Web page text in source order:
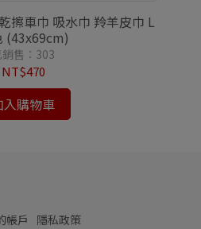
擦車巾 吸水巾 羚羊皮巾 L
(43x69cm)
銷售：303
NT$470
入購物車
帳戶 隱私政策